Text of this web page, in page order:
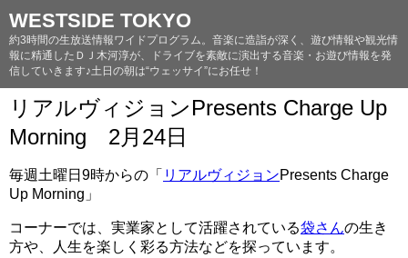
WESTSIDE TOKYO
約3時間の生放送情報ワイドプログラム。音楽に造詣が深く、遊び情報や観光情
報に精通したＤＪ木河淳が、ドライブを素敵に演出する音楽・お遊び情報を発
信していきます♪土日の朝は“ウェッサイ”にお任せ！
リアルヴィジョンPresents Charge Up
Morning 2月24日
毎週土曜日9時からの「 リアルヴィジョンPresents Charge
Up Morning」
コーナーでは、実業家として活躍されている袋さんの生き
方や、人生を楽しく彩る方法などを探っています。